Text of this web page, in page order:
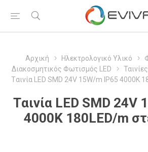
Αρχική Ηλεκτρολογικό Υλικό
Διακοσμητικός Φωτισμός LED
Tαινία LED SMD 24V 15W/m IP65 4000K
Tαινία LED SMD 24V
4000K 180LED/m